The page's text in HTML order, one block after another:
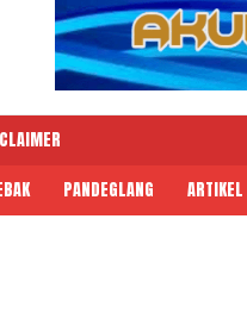
PANDEGLANG ARTIKEL